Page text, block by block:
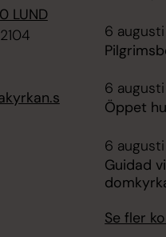
LUND
6
6
Öppet
6 augusti
Guidad
Se fler